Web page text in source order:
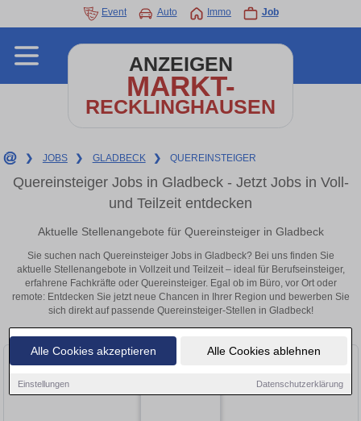
Alle Cookies akzeptieren Alle Cookies ablehnen
Einstellungen Datenschutzerklärung
Event Auto Immo Job
ANZEIGEN
MARKT-
RECKLINGHAUSEN
❯ JOBS ❯ GLADBECK ❯ QUEREINSTEIGER
Quereinsteiger Jobs in Gladbeck - Jetzt Jobs in Voll-
und Teilzeit entdecken
Aktuelle Stellenangebote für Quereinsteiger in Gladbeck
Sie suchen nach Quereinsteiger Jobs in Gladbeck? Bei uns finden Sie
aktuelle Stellenangebote in Vollzeit und Teilzeit – ideal für Berufseinsteiger,
erfahrene Fachkräfte oder Quereinsteiger. Egal ob im Büro, vor Ort oder
remote: Entdecken Sie jetzt neue Chancen in Ihrer Region und bewerben Sie
sich direkt auf passende Quereinsteiger-Stellen in Gladbeck!